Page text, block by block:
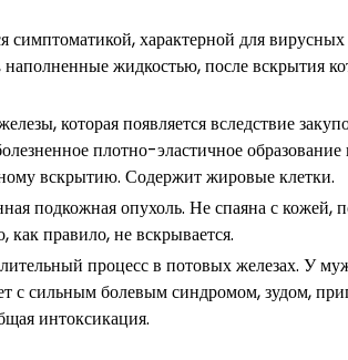
симптоматикой, характерной для
жидкостью, после вскрытия
которая появляется вследствие
плотно-эластичное
вскрытию. Содержит жировые клетки.
подкожная опухоль. Не спаяна с кожей,
как правило, не вскрывается.
процесс в потовых железах. У
с сильным болевым синдромом, зудом,
интоксикация.